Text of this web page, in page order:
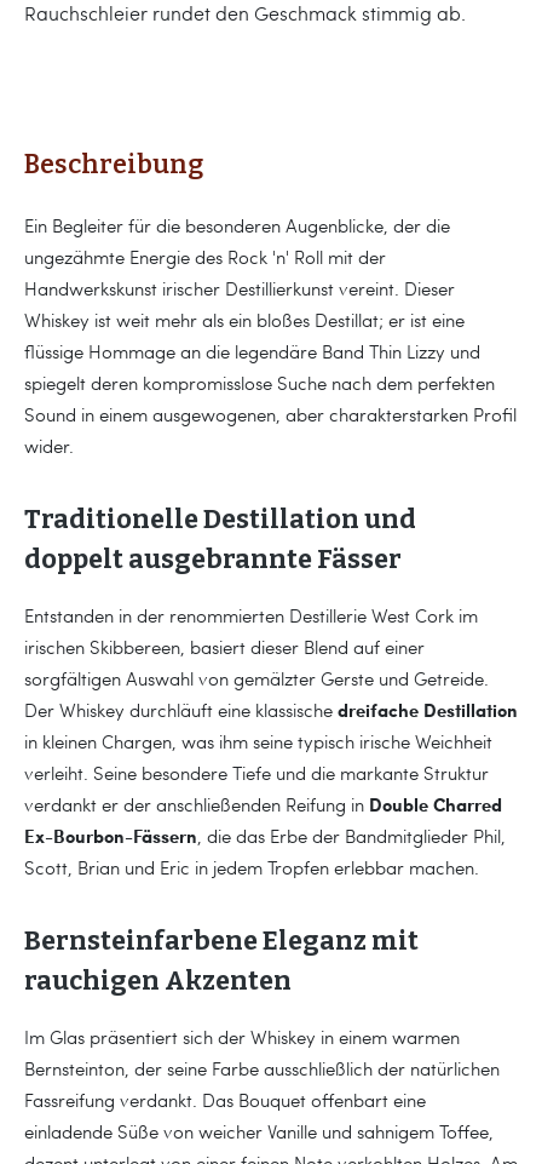
Rauchschleier rundet den Geschmack stimmig ab.
Beschreibung
Ein Begleiter für die besonderen Augenblicke, der die
ungezähmte Energie des Rock 'n' Roll mit der
Handwerkskunst irischer Destillierkunst vereint. Dieser
Whiskey ist weit mehr als ein bloßes Destillat; er ist eine
flüssige Hommage an die legendäre Band Thin Lizzy und
spiegelt deren kompromisslose Suche nach dem perfekten
Sound in einem ausgewogenen, aber charakterstarken Profil
wider.
Traditionelle Destillation und
doppelt ausgebrannte Fässer
Entstanden in der renommierten Destillerie West Cork im
irischen Skibbereen, basiert dieser Blend auf einer
sorgfältigen Auswahl von gemälzter Gerste und Getreide.
Der Whiskey durchläuft eine klassische dreifache Destillation
in kleinen Chargen, was ihm seine typisch irische Weichheit
verleiht. Seine besondere Tiefe und die markante Struktur
verdankt er der anschließenden Reifung in Double Charred
Ex-Bourbon-Fässern, die das Erbe der Bandmitglieder Phil,
Scott, Brian und Eric in jedem Tropfen erlebbar machen.
Bernsteinfarbene Eleganz mit
rauchigen Akzenten
Im Glas präsentiert sich der Whiskey in einem warmen
Bernsteinton, der seine Farbe ausschließlich der natürlichen
Fassreifung verdankt. Das Bouquet offenbart eine
einladende Süße von weicher Vanille und sahnigem Toffee,